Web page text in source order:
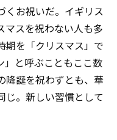
くお祝いだ。イギリス
マスを祝わない人も多
期を「クリスマス」で
」と呼ぶこともここ数
降誕を祝わずとも、華
じ。新しい習慣として